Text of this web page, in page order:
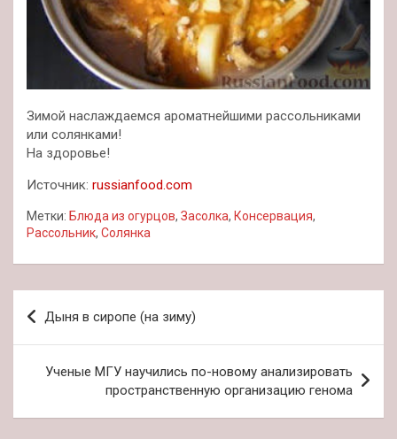
Зимой наслаждаемся ароматнейшими рассольниками
или солянками!
На здоровье!
Источник: russianfood.com
Метки: Блюда из огурцов, Засолка, Консервация,
Рассольник, Солянка
Навигация
по
записям
Дыня в сиропе (на зиму)
Ученые МГУ научились по-новому анализировать
пространственную организацию генома